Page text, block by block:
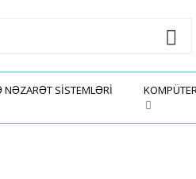
NƏZARƏT SISTEMLƏRI